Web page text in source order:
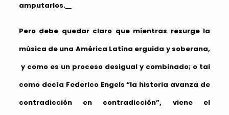
amputarlos.
Pero debe quedar claro que mientras resurge la
música de una América Latina erguida y soberana,
y como es un proceso desigual y combinado; o tal
como decía Federico Engels “la historia avanza de
contradicción en contradicción”, viene el